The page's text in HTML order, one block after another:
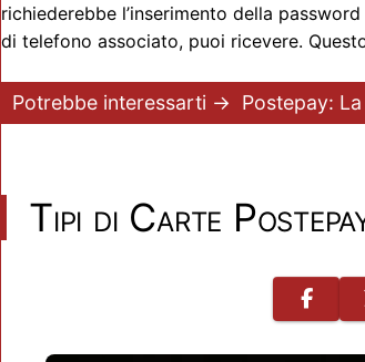
richiederebbe l’inserimento della
di telefono associato, puoi ricevere.
Potrebbe interessarti → Postepay:
Tipi di Carte